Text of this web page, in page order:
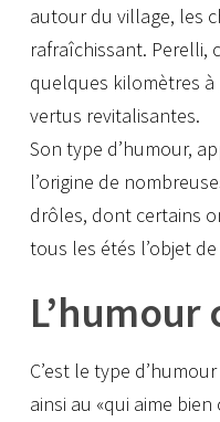
autour du village, les
rafraîchissant. Perelli,
quelques kilomètres à
vertus revitalisantes.
Son type d’humour,
l’origine de
drôles, dont certains
tous les étés l’objet
L’humour
C’est le type
ainsi au «qui aime